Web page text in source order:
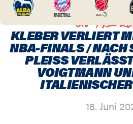
DALLAS DIE NBA-FINALS /
PLEISS VERLÄSST ISTANBUL /
IND ITALIENISCHER MEISTER
ON THE
KLEBER VERLIERT
NBA-FINALS / NACH
PLEISS VERLÄSST
OIGTMANN
TALIENISCHER
18. Juni